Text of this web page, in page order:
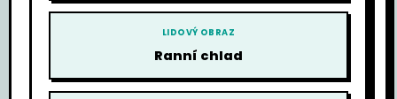
LIDOVÝ OBRAZ
Ranní chlad